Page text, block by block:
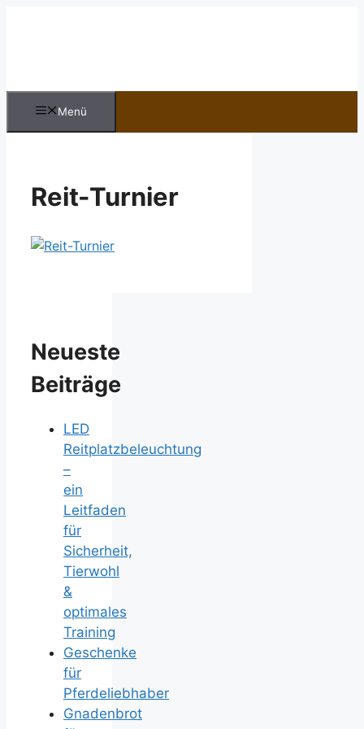
Menü
Reit-Turnier
Neueste
Beiträge
LED
Reitplatzbeleuchtung
–
ein
Leitfaden
für
Sicherheit,
Tierwohl
&
optimales
Training
Geschenke
für
Pferdeliebhaber
Gnadenbrot